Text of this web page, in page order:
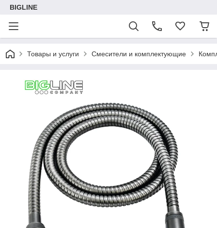
BIGLINE
Товары и услуги Смесители и комплектующие